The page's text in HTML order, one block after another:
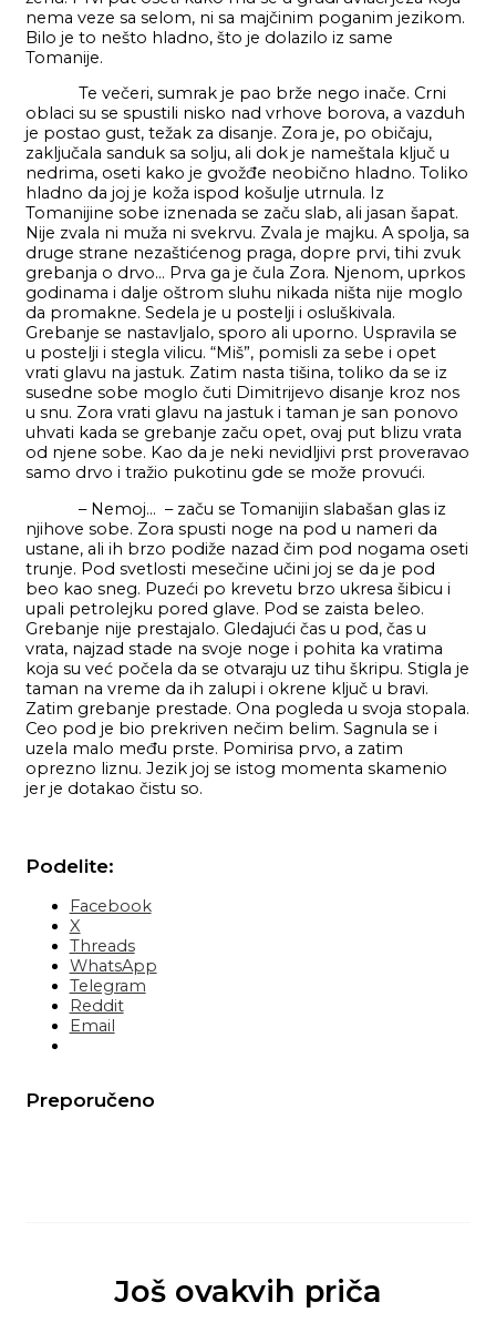
nema veze sa selom, ni sa majčinim poganim jezikom.
Bilo je to nešto hladno, što je dolazilo iz same
Tomanije.
Te večeri, sumrak je pao brže nego inače. Crni
oblaci su se spustili nisko nad vrhove borova, a vazduh
je postao gust, težak za disanje. Zora je, po običaju,
zaključala sanduk sa solju, ali dok je nameštala ključ u
nedrima, oseti kako je gvožđe neobično hladno. Toliko
hladno da joj je koža ispod košulje utrnula. Iz
Tomanijine sobe iznenada se začu slab, ali jasan šapat.
Nije zvala ni muža ni svekrvu. Zvala je majku. A spolja, sa
druge strane nezaštićenog praga, dopre prvi, tihi zvuk
grebanja o drvo… Prva ga je čula Zora. Njenom, uprkos
godinama i dalje oštrom sluhu nikada ništa nije moglo
da promakne. Sedela je u postelji i osluškivala.
Grebanje se nastavljalo, sporo ali uporno. Uspravila se
u postelji i stegla vilicu. “Miš”, pomisli za sebe i opet
vrati glavu na jastuk. Zatim nasta tišina, toliko da se iz
susedne sobe moglo čuti Dimitrijevo disanje kroz nos
u snu. Zora vrati glavu na jastuk i taman je san ponovo
uhvati kada se grebanje začu opet, ovaj put blizu vrata
od njene sobe. Kao da je neki nevidljivi prst proveravao
samo drvo i tražio pukotinu gde se može provući.
– Nemoj… – začu se Tomanijin slabašan glas iz
njihove sobe. Zora spusti noge na pod u nameri da
ustane, ali ih brzo podiže nazad čim pod nogama oseti
trunje. Pod svetlosti mesečine učini joj se da je pod
beo kao sneg. Puzeći po krevetu brzo ukresa šibicu i
upali petrolejku pored glave. Pod se zaista beleo.
Grebanje nije prestajalo. Gledajući čas u pod, čas u
vrata, najzad stade na svoje noge i pohita ka vratima
koja su već počela da se otvaraju uz tihu škripu. Stigla je
taman na vreme da ih zalupi i okrene ključ u bravi.
Zatim grebanje prestade. Ona pogleda u svoja stopala.
Ceo pod je bio prekriven nečim belim. Sagnula se i
uzela malo među prste. Pomirisa prvo, a zatim
oprezno liznu. Jezik joj se istog momenta skamenio
jer je dotakao čistu so.
Podelite:
Facebook
X
Threads
WhatsApp
Telegram
Reddit
Email
Preporučeno
Još ovakvih priča